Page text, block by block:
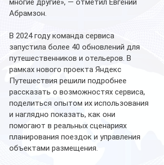
многие другие», — отметил Евгений
Абрамзон.
В 2024 году команда сервиса
запустила более 40 обновлений для
путешественников и отельеров. В
рамках нового проекта Яндекс
Путешествия решили подробнее
рассказать о возможностях сервиса,
поделиться опытом их использования
и наглядно показать, как они
помогают в реальных сценариях
планирования поездок и управления
объектами размещения.